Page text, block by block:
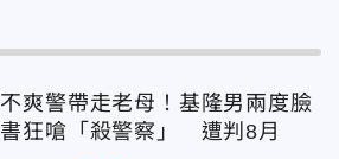
不爽警帶走老母！基隆男兩度臉
書狂嗆「殺警察」 遭判8月